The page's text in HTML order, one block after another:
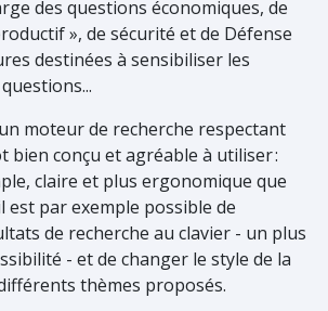
des questions économiques, de
», de sécurité et de Défense
destinées à sensibiliser les
moteur de recherche respectant
bien conçu et agréable à utiliser:
claire et plus ergonomique que
est par exemple possible de
de recherche au clavier - un plus
- et de changer le style de la
thèmes proposés.